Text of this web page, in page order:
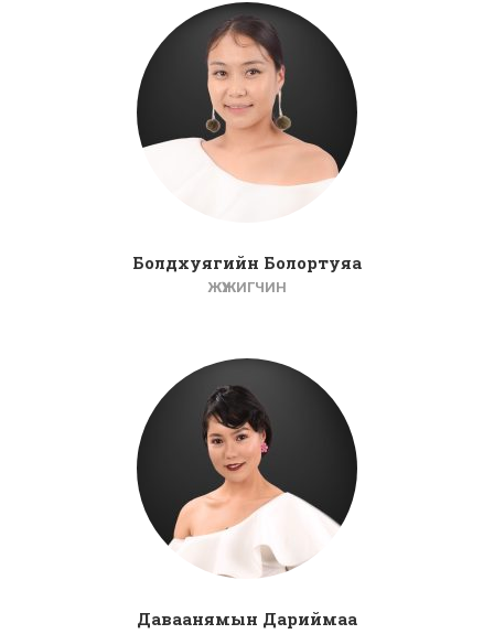
Болдхуягийн Болортуяа
ЖҮЖИГЧИН
Даваанямын Дариймаа